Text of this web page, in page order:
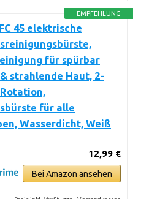
EMPFEHLUNG
45 elektrische
für spürbar
strahlende Haut, 2-
für alle
Wasserdicht, Weiß
12,99 €
Bei Amazon ansehen